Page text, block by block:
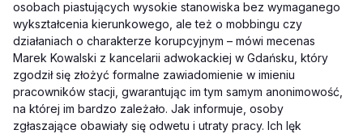
osobach piastujących wysokie stanowiska bez wymaganego
wykształcenia kierunkowego, ale też o mobbingu czy
działaniach o charakterze korupcyjnym – mówi mecenas
Marek Kowalski z kancelarii adwokackiej w Gdańsku, który
zgodził się złożyć formalne zawiadomienie w imieniu
pracowników stacji, gwarantując im tym samym anonimowość,
na której im bardzo zależało. Jak informuje, osoby
zgłaszające obawiały się odwetu i utraty pracy. Ich lęk